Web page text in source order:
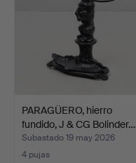
PARAGÜERO, hierro
fundido, J & CG Bolinder…
Subastado 19 may 2026
4 pujas